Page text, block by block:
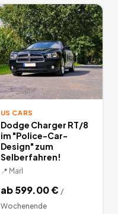
US CARS
Dodge Charger RT/8
im "Police-Car-
Design" zum
Selberfahren!
📍 Marl
ab599.00€ /
Wochenende